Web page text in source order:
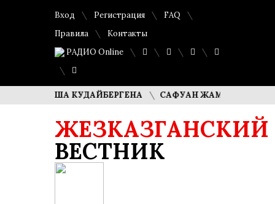
Вход Регистрация
FAQ
Правила
Контакты
РАДИО Online
ДИМАША КУДАЙБЕРГЕНА САФУАН ЖАМПЕИСОВ: «МЫ
ЖЕЗКАЗГАНСКИЙ
ВЕСТНИК